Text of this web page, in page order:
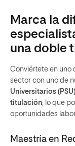
Marca la
una doble
Conviértete en uno
sector con uno de
Universitarios (PSU)
titulación, lo que
oportunidades
Maestría en